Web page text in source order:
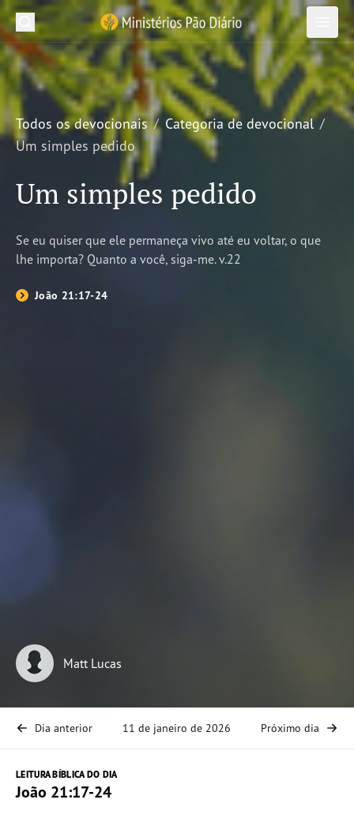
Ministérios Pão Diário
Abrir Abrir
Recursos
Jornada Bíblica
Publicações Pão Diário
Projetos
Inscreva-se
Pesquisar em Ministérios Pão Diário
Todos os devocionais
Categoria de devocional
Um simples pedido
Um simples pedido
Se eu quiser que ele permaneça vivo até eu voltar, o que
lhe importa? Quanto a você, siga-me. v.22
João 21:17-24
Matt Lucas
Dia anterior 11 de janeiro de 2026 Próximo dia
LEITURA BÍBLICA DO DIA
João 21:17-24